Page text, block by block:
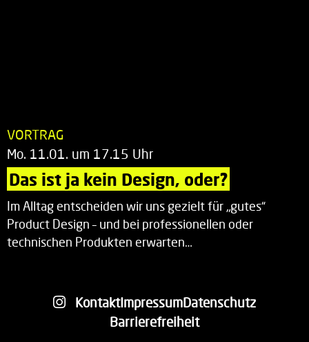
VORTRAG
Mo. 11.01. um 17.15 Uhr
Das ist ja kein Design, oder?
Im Alltag entscheiden wir uns gezielt für „gutes“
Product Design – und bei professionellen oder
technischen Produkten erwarten…
KontaktImpressumDatenschutz
Barrierefreiheit